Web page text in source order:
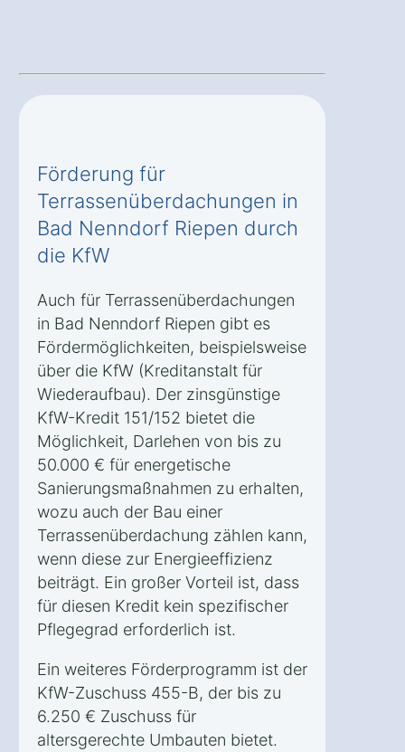
Förderung für
Terrassenüberdachungen in
Bad Nenndorf Riepen durch
die KfW
Auch für Terrassenüberdachungen
in Bad Nenndorf Riepen gibt es
Fördermöglichkeiten, beispielsweise
über die KfW (Kreditanstalt für
Wiederaufbau). Der zinsgünstige
KfW-Kredit 151/152 bietet die
Möglichkeit, Darlehen von bis zu
50.000 € für energetische
Sanierungsmaßnahmen zu erhalten,
wozu auch der Bau einer
Terrassenüberdachung zählen kann,
wenn diese zur Energieeffizienz
beiträgt. Ein großer Vorteil ist, dass
für diesen Kredit kein spezifischer
Pflegegrad erforderlich ist.
Ein weiteres Förderprogramm ist der
KfW-Zuschuss 455-B, der bis zu
6.250 € Zuschuss für
altersgerechte Umbauten bietet.